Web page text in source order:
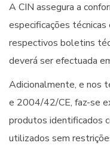
A CIN assegura a
especificações
respectivos boletins
deverá ser efectuada
Adicionalmente, e nos
e 2004/42/CE, faz-se
produtos identificados
utilizados sem